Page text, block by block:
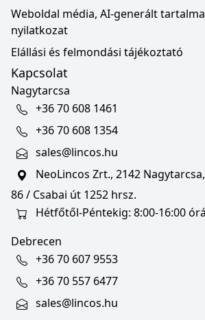
Weboldal média, AI-generált
nyilatkozat
Elállási és felmondási tájékoztató
Kapcsolat
Nagytarcsa
+36 70 608 1461
+36 70 608 1354
sales@lincos.hu
NeoLincos Zrt., 2142
86 / Csabai út 1252 hrsz.
Hétfőtől-Péntekig: 8:00-16:00
Debrecen
+36 70 607 9553
+36 70 557 6477
sales@lincos.hu